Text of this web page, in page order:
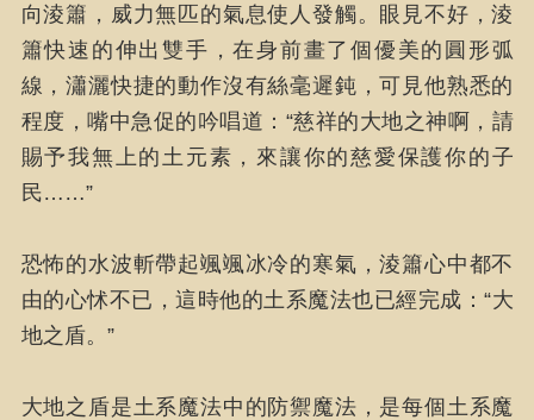
向淩簫，威力無匹的氣息使人發觸。眼見不好，淩
簫快速的伸出雙手，在身前畫了個優美的圓形弧
線，瀟灑快捷的動作沒有絲毫遲鈍，可見他熟悉的
程度，嘴中急促的吟唱道：“慈祥的大地之神啊，請
賜予我無上的土元素，來讓你的慈愛保護你的子
民……”
恐怖的水波斬帶起颯颯冰冷的寒氣，淩簫心中都不
由的心怵不已，這時他的土系魔法也已經完成：“大
地之盾。”
大地之盾是土系魔法中的防禦魔法，是每個土系魔